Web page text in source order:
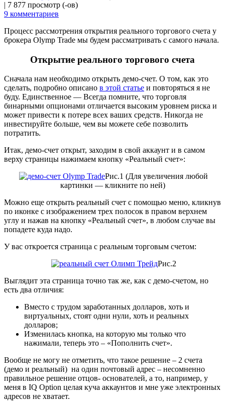
| 7 877 просмотр (-ов)
9 комментариев
Процесс рассмотрения открытия реального торгового счета у
брокера Olymp Trade мы будем рассматривать с самого начала.
Открытие реального торгового счета
Сначала нам необходимо открыть демо-счет. О том, как это
сделать, подробно описано в этой статье и повторяться я не
буду. Единственное — Всегда помните, что торговля
бинарными опционами отличается высоким уровнем риска и
может привести к потере всех ваших средств. Никогда не
инвестируйте больше, чем вы можете себе позволить
потратить.
Итак, демо-счет открыт, заходим в свой аккаунт и в самом
верху страницы нажимаем кнопку «Реальный счет»:
Рис.1 (Для увеличения любой
картинки — кликните по ней)
Можно еще открыть реальный счет с помощью меню, кликнув
по иконке с изображением трех полосок в правом верхнем
углу и нажав на кнопку «Реальный счет», в любом случае вы
попадете куда надо.
У вас откроется страница с реальным торговым счетом:
Рис.2
Выглядит эта страница точно так же, как с демо-счетом, но
есть два отличия:
Вместо с трудом заработанных долларов, хоть и
виртуальных, стоят одни нули, хоть и реальных
долларов;
Изменилась кнопка, на которую мы только что
нажимали, теперь это – «Пополнить счет».
Вообще не могу не отметить, что такое решение – 2 счета
(демо и реальный) на один почтовый адрес – несомненно
правильное решение отцов- основателей, а то, например, у
меня в IQ Option целая куча аккаунтов и мне уже электронных
адресов не хватает.